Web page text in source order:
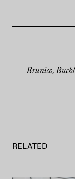
Brunico,
RELATED